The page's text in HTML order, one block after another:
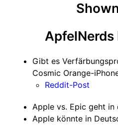
ApfelNerds
Gibt es
Cosmic Orange-
Reddit-Post
Apple vs. Epic geht in
Apple könnte in